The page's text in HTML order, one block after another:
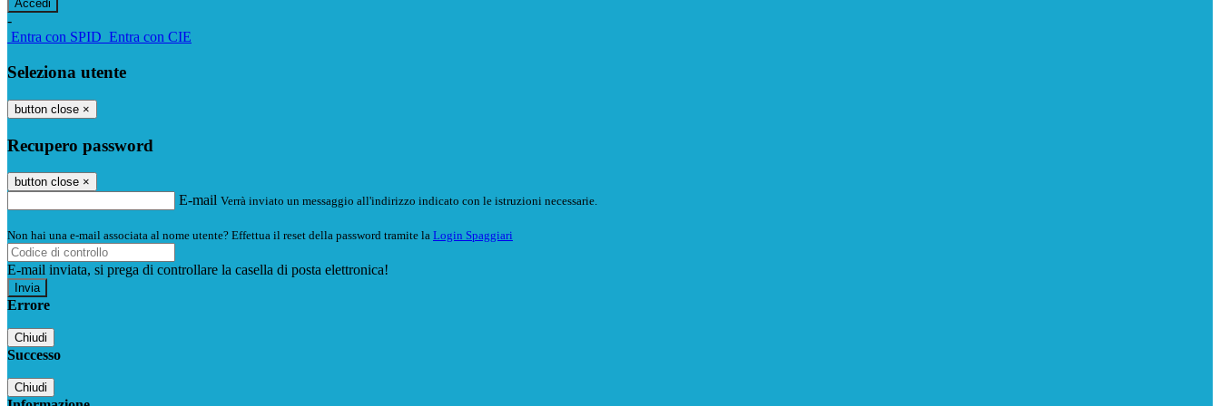
-
Entra con SPID Entra con CIE
Seleziona utente
button close ×
Recupero password
button close ×
E-mail Verrà inviato un messaggio all'indirizzo indicato con le istruzioni necessarie.
Non hai una e-mail associata al nome utente? Effettua il reset della password tramite la Login Spaggiari
E-mail inviata, si prega di controllare la casella di posta elettronica!
Errore
Chiudi
Successo
Chiudi